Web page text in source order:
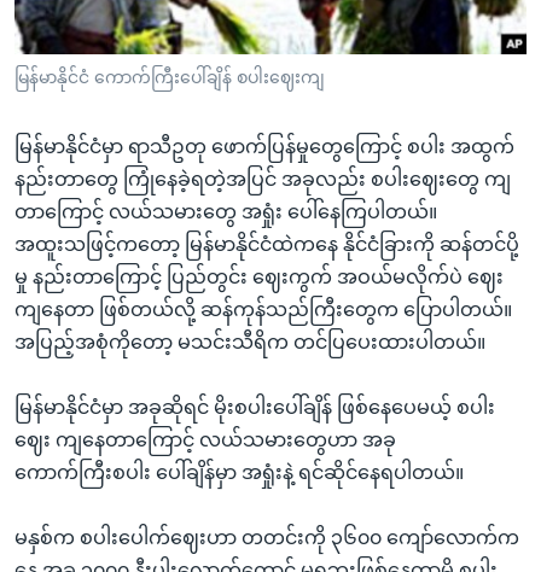
သို့
ကျော်
ကြည့်
ရှာဖွေ
ရန်
နေရာ
သို့
ကျော်
ရန်
ဗွီအိုအေ လူမှုကွန်ယက်များ
ဘာသာစကားများ
မြန်မာနိုင်ငံ ကောက်ကြီးပေါ်ချိန် စပါးဈေးကျ
မြန်မာနိုင်ငံမှာ ရာသီဥတု ဖောက်ပြန်မှုတွေကြောင့် စပါး အထွက်
နည်းတာတွေ ကြုံနေခဲ့ရတဲ့အပြင် အခုလည်း စပါးဈေးတွေ ကျ
တာကြောင့် လယ်သမားတွေ အရှုံး ပေါ်နေကြပါတယ်။
အထူးသဖြင့်ကတော့ မြန်မာနိုင်ငံထဲကနေ နိုင်ငံခြားကို ဆန်တင်ပို့
မှု နည်းတာကြောင့် ပြည်တွင်း ဈေးကွက် အဝယ်မလိုက်ပဲ ဈေး
ကျနေတာ ဖြစ်တယ်လို့ ဆန်ကုန်သည်ကြီးတွေက ပြောပါတယ်။
အပြည့်အစုံကိုတော့ မသင်းသီရိက တင်ပြပေးထားပါတယ်။
မြန်မာနိုင်ငံမှာ အခုဆိုရင် မိုးစပါးပေါ်ချိန် ဖြစ်နေပေမယ့် စပါး
ဈေး ကျနေတာကြောင့် လယ်သမားတွေဟာ အခု
ကောက်ကြီးစပါး ပေါ်ချိန်မှာ အရှုံးနဲ့ ရင်ဆိုင်နေရပါတယ်။
မနှစ်က စပါးပေါက်ဈေးဟာ တတင်းကို ၃၆၀၀ ကျော်လောက်က